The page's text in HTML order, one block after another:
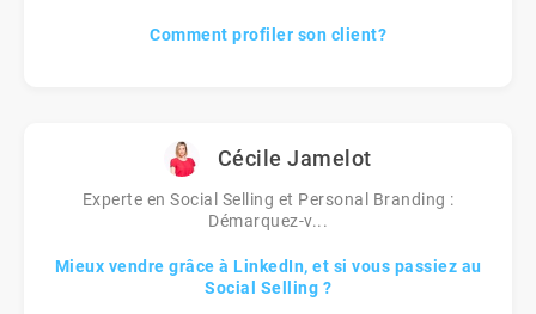
Comment profiler son client?
Cécile Jamelot
Experte en Social Selling et Personal Branding :
Démarquez-v...
Mieux vendre grâce à LinkedIn, et si vous passiez au
Social Selling ?